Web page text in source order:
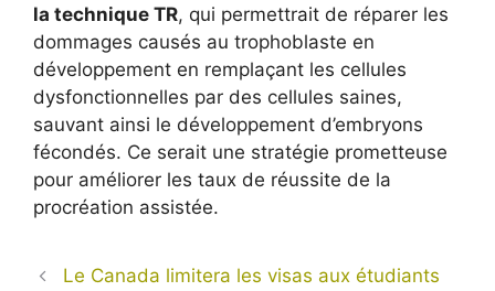
la technique TR, qui permettrait de réparer les
dommages causés au trophoblaste en
développement en remplaçant les cellules
dysfonctionnelles par des cellules saines,
sauvant ainsi le développement d’embryons
fécondés. Ce serait une stratégie prometteuse
pour améliorer les taux de réussite de la
procréation assistée.
Le Canada limitera les visas aux étudiants